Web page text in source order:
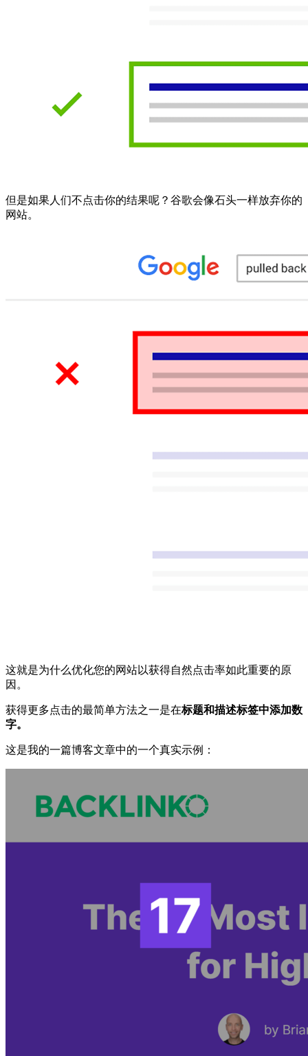
但是如果人们不点击你的结果呢？谷歌会像石头一样放弃你的
网站。
这就是为什么优化您的网站以获得自然点击率如此重要的原
因。
获得更多点击的最简单方法之一是在标题和描述标签中添加数
字。
这是我的一篇博客文章中的一个真实示例：